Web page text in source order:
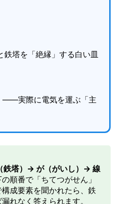
塔を「絶縁」する白い皿
——実際に電気を運ぶ「主
鉄塔）→ が（がいし）→ 線
順番で「ちてつがせん」
成要素を聞かれたら、鉄
れなく答えられます。